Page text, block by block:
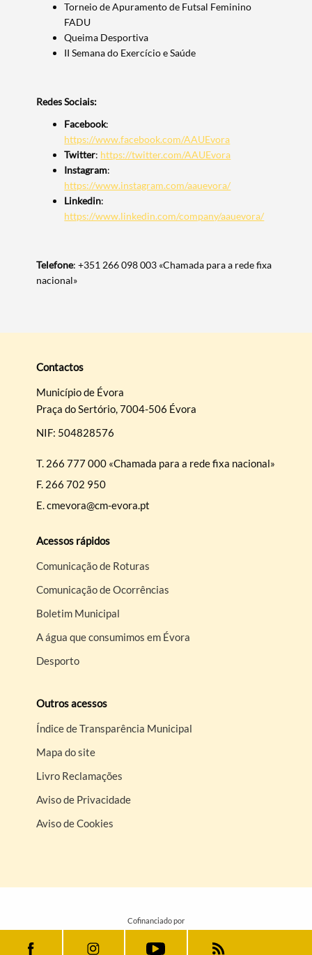
Torneio de Apuramento de Futsal Feminino
FADU
Queima Desportiva
II Semana do Exercício e Saúde
Redes Sociais:
Facebook:
https://www.facebook.com/AAUEvora
Twitter: https://twitter.com/AAUEvora
Instagram:
https://www.instagram.com/aauevora/
Linkedin:
https://www.linkedin.com/company/aauevora/
Telefone: +351 266 098 003 «Chamada para a rede fixa
nacional»
Contactos
Município de Évora
Praça do Sertório, 7004-506 Évora
NIF: 504828576
T. 266 777 000 «Chamada para a rede fixa nacional»
F. 266 702 950
E.cmevora@cm-evora.pt
Acessos rápidos
Comunicação de Roturas
Comunicação de Ocorrências
Boletim Municipal
A água que consumimos em Évora
Desporto
Outros acessos
Índice de Transparência Municipal
Mapa do site
Livro Reclamações
Aviso de Privacidade
Aviso de Cookies
Cofinanciado por